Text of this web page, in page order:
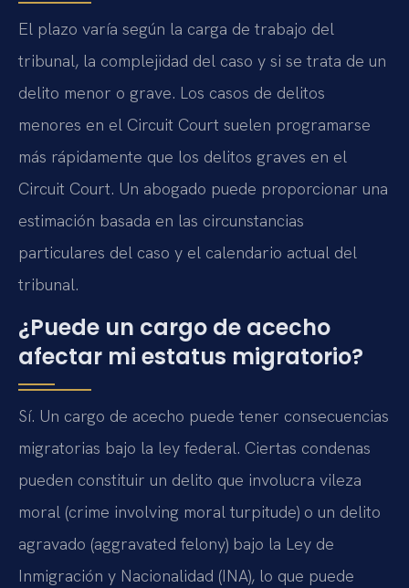
El plazo varía según la carga de trabajo del
tribunal, la complejidad del caso y si se trata de un
delito menor o grave. Los casos de delitos
menores en el Circuit Court suelen programarse
más rápidamente que los delitos graves en el
Circuit Court. Un abogado puede proporcionar una
estimación basada en las circunstancias
particulares del caso y el calendario actual del
tribunal.
¿Puede un cargo de acecho
afectar mi estatus migratorio?
Sí. Un cargo de acecho puede tener consecuencias
migratorias bajo la ley federal. Ciertas condenas
pueden constituir un delito que involucra vileza
moral (crime involving moral turpitude) o un delito
agravado (aggravated felony) bajo la Ley de
Inmigración y Nacionalidad (INA), lo que puede